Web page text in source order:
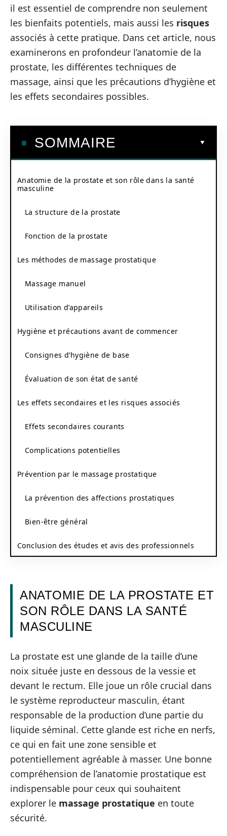
il est essentiel de comprendre non seulement
les bienfaits potentiels, mais aussi les risques
associés à cette pratique. Dans cet article, nous
examinerons en profondeur l’anatomie de la
prostate, les différentes techniques de
massage, ainsi que les précautions d’hygiène et
les effets secondaires possibles.
SOMMAIRE
Anatomie de la prostate et son rôle dans la santé
masculine
La structure de la prostate
Fonction de la prostate
Les méthodes de massage prostatique
Massage manuel
Utilisation d’appareils
Hygiène et précautions avant de commencer
Consignes d’hygiène de base
Évaluation de son état de santé
Les effets secondaires et les risques associés
Effets secondaires courants
Complications potentielles
Prévention par le massage prostatique
La prévention des affections prostatiques
Bien-être général
Conclusion des études et avis des professionnels
ANATOMIE DE LA PROSTATE ET
SON RÔLE DANS LA SANTÉ
MASCULINE
La prostate est une glande de la taille d’une
noix située juste en dessous de la vessie et
devant le rectum. Elle joue un rôle crucial dans
le système reproducteur masculin, étant
responsable de la production d’une partie du
liquide séminal. Cette glande est riche en nerfs,
ce qui en fait une zone sensible et
potentiellement agréable à masser. Une bonne
compréhension de l’anatomie prostatique est
indispensable pour ceux qui souhaitent
explorer le massage prostatique en toute
sécurité.